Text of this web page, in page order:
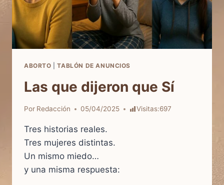
ABORTO |TABLÓN DE ANUNCIOS
Las que dijeron que Sí
Por Redacción 05/04/2025 Visitas:697
Tres historias reales.
Tres mujeres distintas.
Un mismo miedo…
y una misma respuesta: